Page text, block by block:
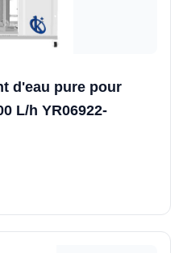
d'eau pure pour
L/h YR06922-